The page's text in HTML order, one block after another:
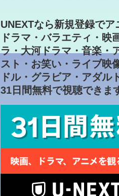
UNEXTなら新規登録でア
ドラマ・バラエティ・映
ラ・大河ドラマ・音楽・
スト・お笑い・ライブ映
ドル・グラビア・アダル
31日間無料で視聴できま